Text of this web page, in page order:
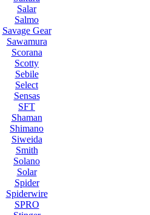
Salar
Salmo
Savage Gear
Sawamura
Scorana
Scotty
Sebile
Select
Sensas
SFT
Shaman
Shimano
Siweida
Smith
Solano
Solar
Spider
Spiderwire
SPRO